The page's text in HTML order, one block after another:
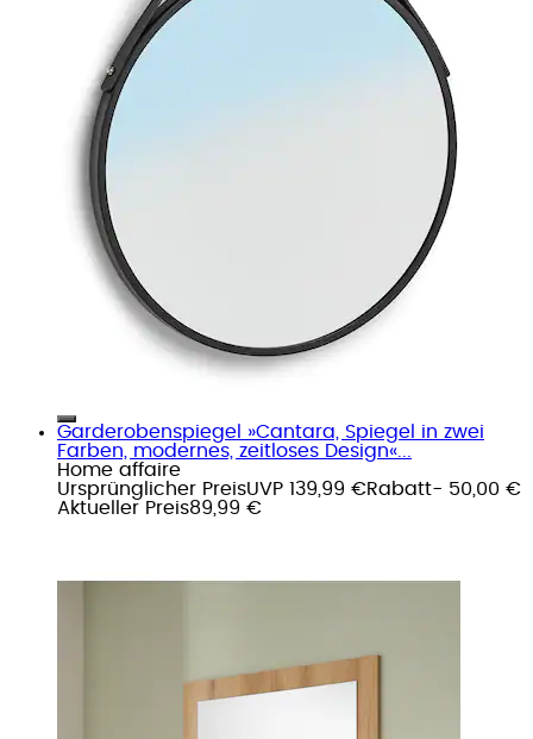
Garderobenspiegel »Cantara, Spiegel in zwei
Farben, modernes, zeitloses Design«...
Home affaire
Ursprünglicher PreisUVP 139,99 €Rabatt- 50,00 €
Aktueller Preis89,99 €